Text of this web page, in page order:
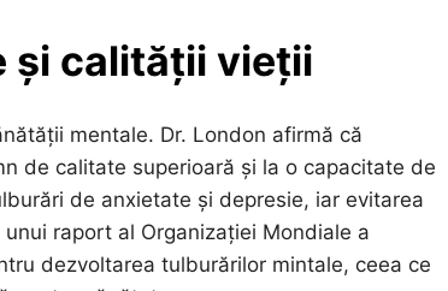
și calității vieții
mentale. Dr. London afirmă că
de calitate superioară și la o capacitate de
de anxietate și depresie, iar evitarea
raport al Organizației Mondiale a
dezvoltarea tulburărilor mintale, ceea ce